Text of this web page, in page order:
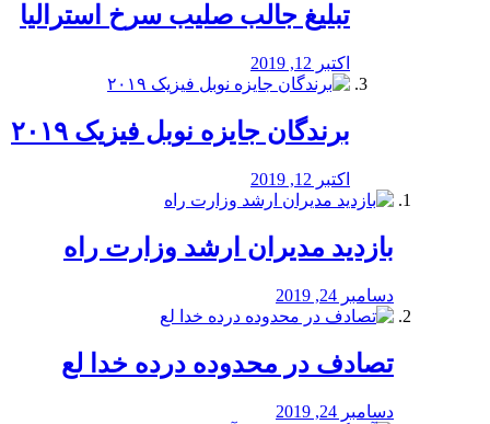
تبلیغ جالب صلیب سرخ استرالیا
اکتبر 12, 2019
برندگان جایزه نوبل فیزیک ۲۰۱۹
اکتبر 12, 2019
بازدید مدیران ارشد وزارت راه
دسامبر 24, 2019
تصادف در محدوده درده خدا لع
دسامبر 24, 2019